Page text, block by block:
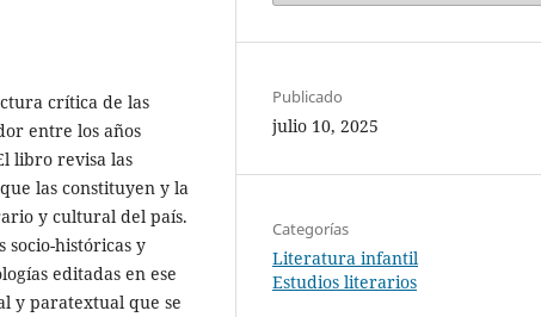
crítica de las
entre los años
libro revisa las
las constituyen y la
y cultural del país.
socio-históricas y
editadas en ese
y paratextual que se
Publicado
julio 10, 2025
Categorías
Literatura infantil
Estudios literarios